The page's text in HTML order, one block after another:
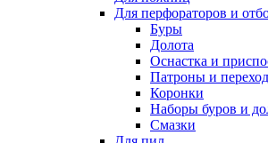
Для перфораторов и
Буры
Долота
Оснастка и
Патроны и
Коронки
Наборы буров и
Смазки